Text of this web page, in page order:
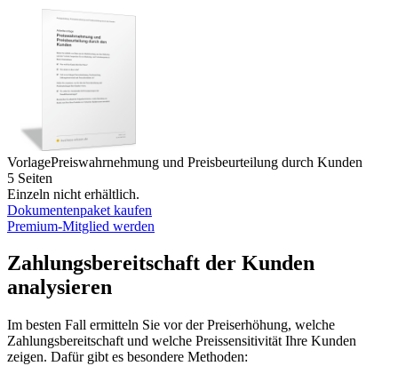
VorlagePreiswahrnehmung und Preisbeurteilung durch Kunden
5 Seiten
Einzeln nicht erhältlich.
Dokumentenpaket kaufen
Premium-Mitglied werden
Zahlungsbereitschaft der Kunden
analysieren
Im besten Fall ermitteln Sie vor der Preiserhöhung, welche
Zahlungsbereitschaft und welche Preissensitivität Ihre Kunden
zeigen. Dafür gibt es besondere Methoden: